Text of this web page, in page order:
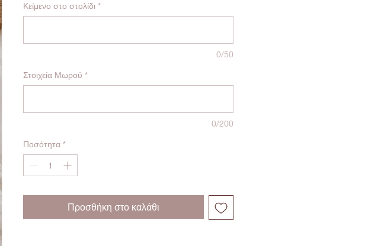
Κείμενο στο στολίδι *
0/50
Στοιχεία Μωρού *
0/200
Ποσότητα *
Προσθήκη στο καλάθι